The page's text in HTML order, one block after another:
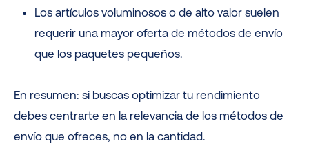
Los artículos voluminosos o de alto valor suelen
requerir una mayor oferta de métodos de envío
que los paquetes pequeños.
En resumen: si buscas optimizar tu rendimiento
debes centrarte en la relevancia de los métodos de
envío que ofreces, no en la cantidad.